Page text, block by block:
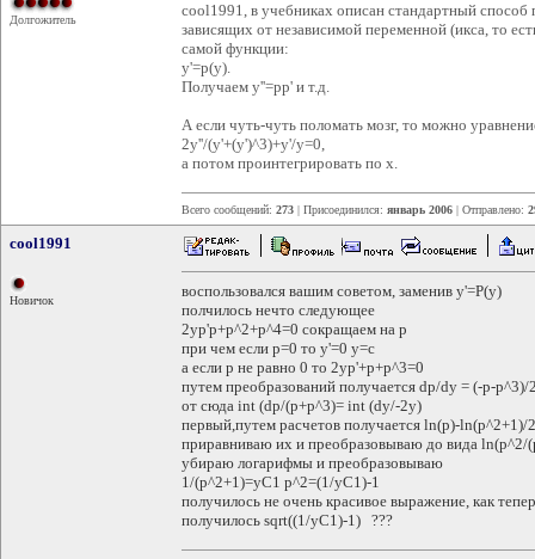
Долгожитель
cool1991, в учебниках описан стандартный
зависящих от независимой переменной (икса, то
самой функции:
y'=p(y).
Получаем y''=pp' и т.д.
А если чуть-чуть поломать мозг, то можно
2y''/(y'+(y')^3)+y'/y=0,
а потом проинтегрировать по x.
Всего сообщений: 273 | Присоединился: январь 2006 | Отправлено:
cool1991
Новичок
воспользовался вашим советом, заменив y'=P(y)
полчилось нечто следующее
2yp'p+p^2+p^4=0 сокращаем на р
при чем если p=0 то у'=0 y=с
а если p не равно 0 то 2yp'+p+p^3=0
путем преобразований получается dp/dy = (-p-p^3)/
от сюда int (dp/(p+p^3)= int (dy/-2y)
первый,путем расчетов получается ln(p)-
приравниваю их и преобразовываю до вида
убираю логарифмы и преобразовываю
1/(p^2+1)=yC1 p^2=(1/yC1)-1
получилось не очень красивое выражение, как
получилось sqrt((1/yC1)-1) ???